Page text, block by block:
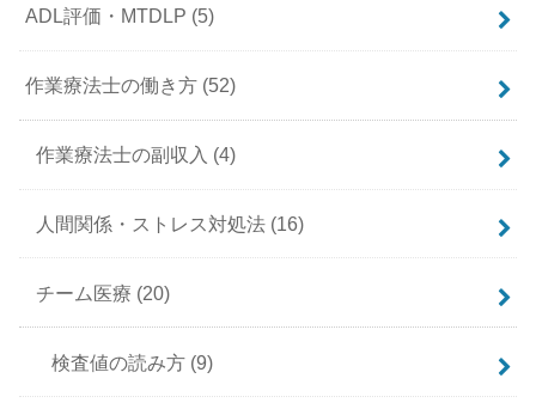
ADL評価・MTDLP (5)
作業療法士の働き方 (52)
作業療法士の副収入 (4)
人間関係・ストレス対処法 (16)
チーム医療 (20)
検査値の読み方 (9)